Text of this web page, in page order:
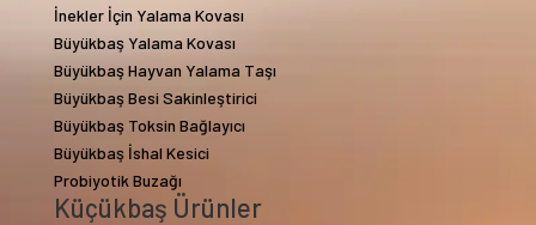
İnekler İçin Yalama Kovası
Büyükbaş Yalama Kovası
Büyükbaş Hayvan Yalama Taşı
Büyükbaş Besi Sakinleştirici
Büyükbaş Toksin Bağlayıcı
Büyükbaş İshal Kesici
Probiyotik Buzağı
Küçükbaş Ürünler